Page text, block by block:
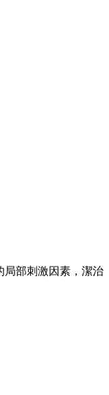
部刺激因素，潔治